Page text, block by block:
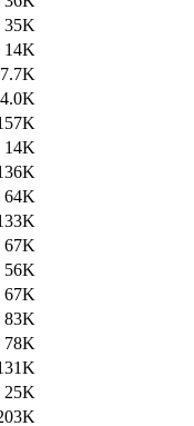
35K
14K
7.7K
4.0K
14K
64K
67K
56K
67K
83K
78K
25K